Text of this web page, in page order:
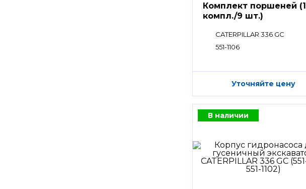
Комплект поршеней (1
компл./9 шт.)
CATERPILLAR 336 GC
551-1106
Уточняйте цену
В наличии